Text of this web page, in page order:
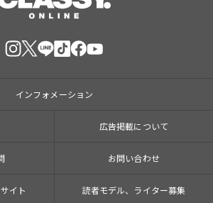
インフォメーション
広告掲載について
お問い合わせ
イト 読者モデル、ライター募集